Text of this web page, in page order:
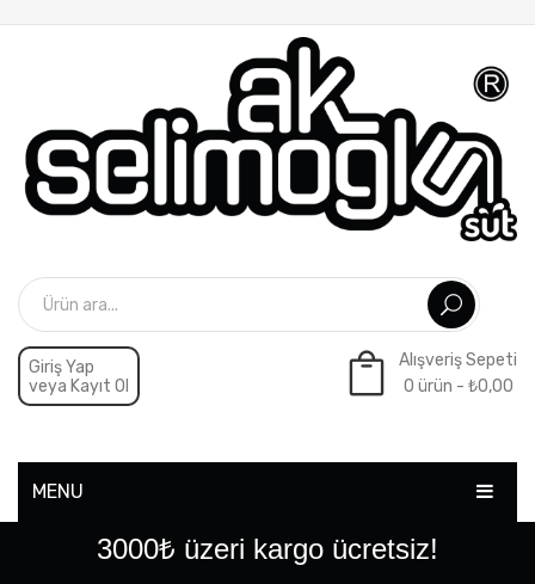
Giriş Yap
veya Kayıt Ol
Alışveriş Sepeti
0 ürün - ₺0,00
MENU
ANA SAYFA3000₺ üzeri kargo ücretsiz!